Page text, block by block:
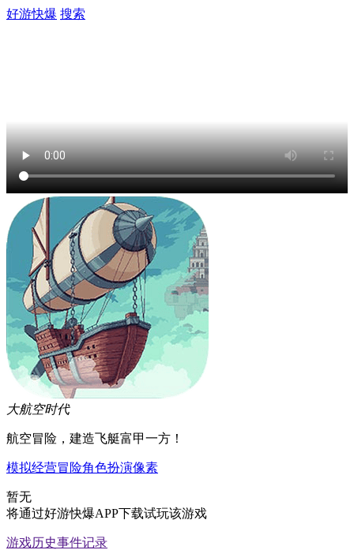
好游快爆 搜索
大航空时代
航空冒险，建造飞艇富甲一方！
模拟经营冒险角色扮演像素
暂无
将通过好游快爆APP下载试玩该游戏
游戏历史事件记录